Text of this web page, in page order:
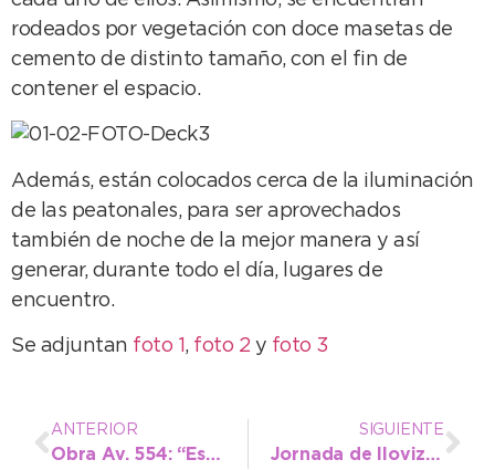
rodeados por vegetación con doce masetas de
cemento de distinto tamaño, con el fin de
contener el espacio.
Además, están colocados cerca de la iluminación
de las peatonales, para ser aprovechados
también de noche de la mejor manera y así
generar, durante todo el día, lugares de
encuentro.
Se adjuntan foto 1 , foto 2 y foto 3
ANTERIOR
Obra Av. 554: “Está culminada en un 80 porciento”
SIGUIENTE
Jornada de lloviznas y alta humedad